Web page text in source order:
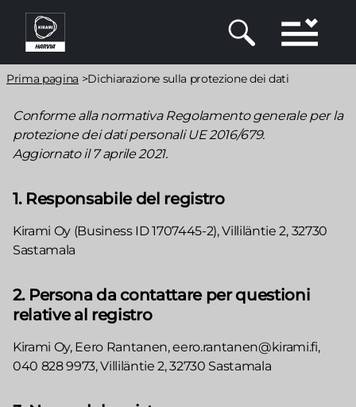
Salta
contenuto
principale
Briciole
pane
Prima pagina >Dichiarazione sulla protezione dei dati
Conforme alla normativa Regolamento generale per la
protezione dei dati personali UE 2016/679.
Aggiornato il 7 aprile 2021.
1. Responsabile del registro
Kirami Oy (Business ID 1707445-2), Villiläntie 2, 32730
Sastamala
2. Persona da contattare per questioni
relative al registro
Kirami Oy, Eero Rantanen, eero.rantanen@kirami.fi,
040 828 9973, Villiläntie 2, 32730 Sastamala